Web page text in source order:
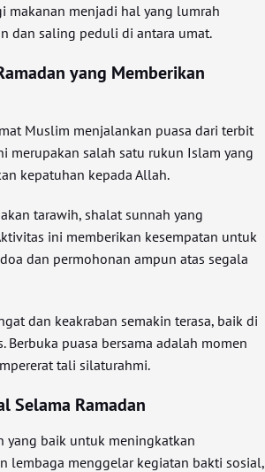
makanan menjadi hal yang lumrah
dan saling peduli di antara umat.
yang Memberikan
Muslim menjalankan puasa dari terbit
merupakan salah satu rukun Islam yang
kepatuhan kepada Allah.
tarawih, shalat sunnah yang
ini memberikan kesempatan untuk
dan permohonan ampun atas segala
dan keakraban semakin terasa, baik di
puasa bersama adalah momen
tali silaturahmi.
Selama Ramadan
yang baik untuk meningkatkan
lembaga menggelar kegiatan bakti sosial,